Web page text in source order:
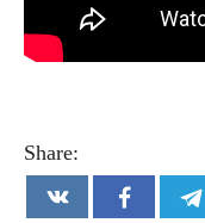
Share: